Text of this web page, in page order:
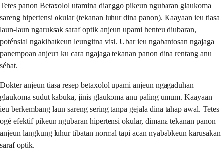
Tetes panon Betaxolol utamina dianggo pikeun ngubaran glaukoma
sareng hipertensi okular (tekanan luhur dina panon). Kaayaan ieu tiasa
laun-laun ngaruksak saraf optik anjeun upami henteu diubaran,
poténsial ngakibatkeun leungitna visi. Ubar ieu ngabantosan ngajaga
panempoan anjeun ku cara ngajaga tekanan panon dina rentang anu
séhat.
Dokter anjeun tiasa resep betaxolol upami anjeun ngagaduhan
glaukoma sudut kabuka, jinis glaukoma anu paling umum. Kaayaan
ieu berkembang laun sareng sering tanpa gejala dina tahap awal. Tetes
ogé efektif pikeun ngubaran hipertensi okular, dimana tekanan panon
anjeun langkung luhur tibatan normal tapi acan nyababkeun karusakan
saraf optik.